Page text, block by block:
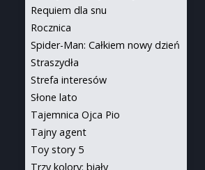
Requiem dla snu
Rocznica
Spider-Man: Całkiem nowy dzień
Straszydła
Strefa interesów
Słone lato
Tajemnica Ojca Pio
Tajny agent
Toy story 5
Trzy kolory: biały